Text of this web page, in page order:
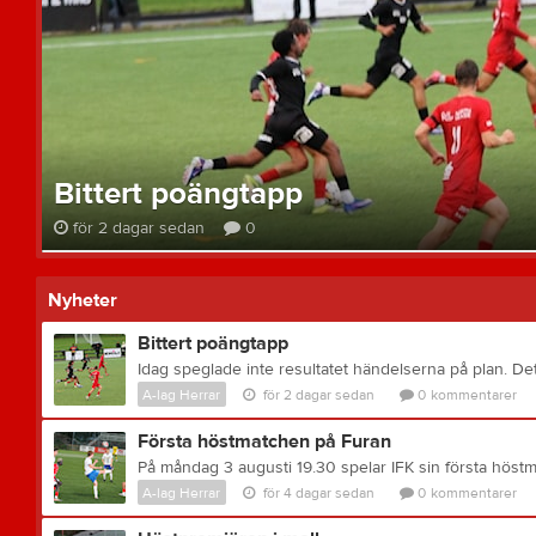
Bittert poängtapp
för 2 dagar sedan 0
Nyheter
Bittert poängtapp
A-lag Herrar för 2 dagar sedan 0 kommentarer
Första höstmatchen på Furan
A-lag Herrar för 4 dagar sedan 0 kommentarer